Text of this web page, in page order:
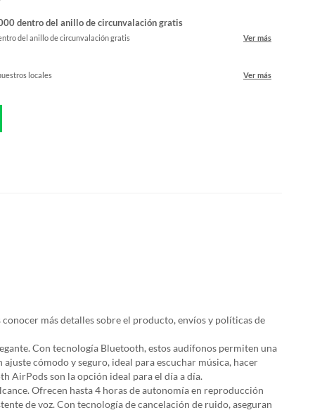
dentro del anillo de circunvalación gratis
del anillo de circunvalación gratis Ver más
locales Ver más
más detalles sobre el producto, envíos y políticas de
Con tecnología Bluetooth, estos audífonos permiten una
cómodo y seguro, ideal para escuchar música, hacer
AirPods son la opción ideal para el día a día.
Ofrecen hasta 4 horas de autonomía en reproducción
de voz. Con tecnología de cancelación de ruido, aseguran